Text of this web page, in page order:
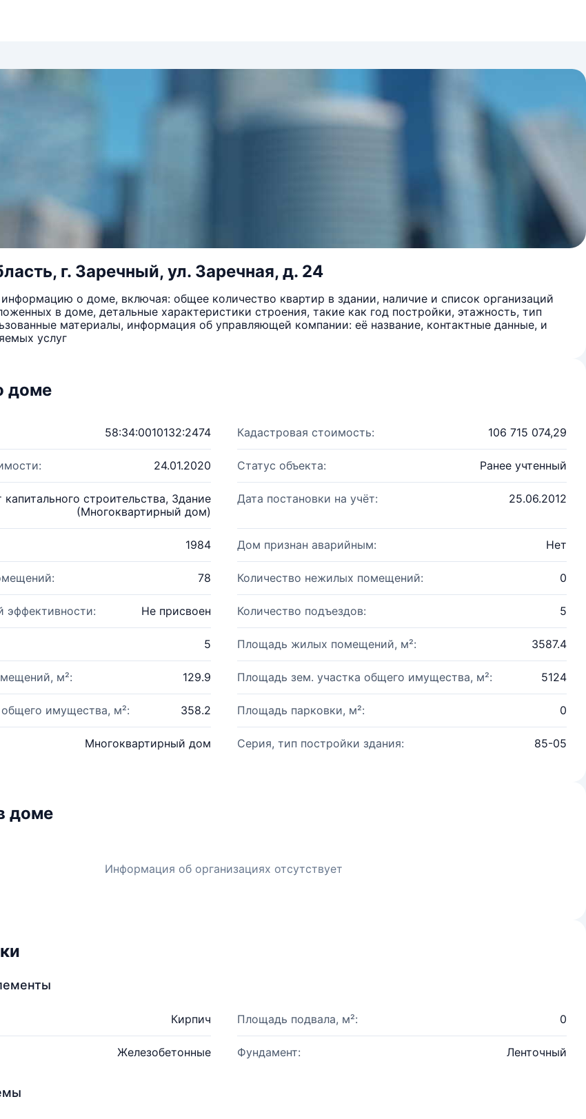
г. Заречный, ул. Заречная, д. 24
о доме, включая: общее количество квартир в здании, наличие и список организаций
в доме, детальные характеристики строения, такие как год постройки, этажность, тип
материалы, информация об управляющей компании: её название, контактные данные, и
услуг
доме
58:34:0010132:2474 Кадастровая стоимость: 106 715 074,29
24.01.2020 Статус объекта: Ранее учтенный
капитального строительства, Здание
(Многоквартирный дом)
Дата постановки на учёт: 25.06.2012
1984 Дом признан аварийным: Нет
78 Количество нежилых помещений: 0
эффективности: Не присвоен Количество подъездов: 5
5 Площадь жилых помещений, м²: 3587.4
м²: 129.9 Площадь зем. участка общего имущества, м²: 5124
имущества, м²: 358.2 Площадь парковки, м²: 0
Многоквартирный дом Серия, тип постройки здания: 85-05
доме
Информация об организациях отсутствует
Кирпич Площадь подвала, м²: 0
Железобетонные Фундамент: Ленточный